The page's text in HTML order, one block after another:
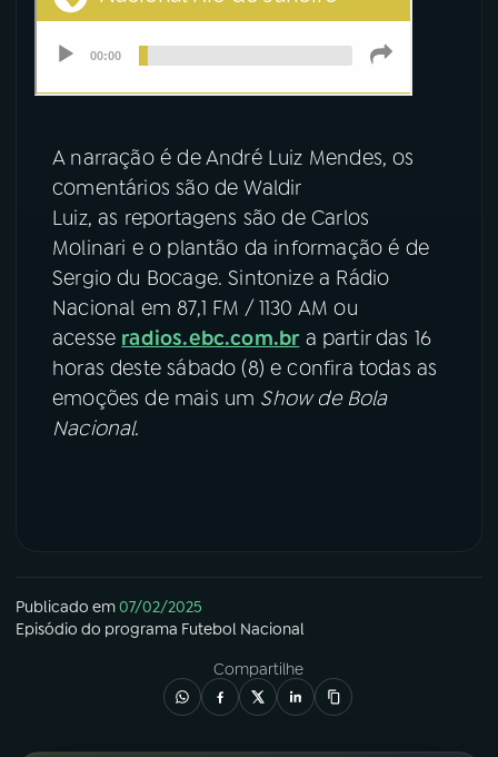
A narração é de André Luiz Mendes, os
comentários são de Waldir
Luiz, as reportagens são de Carlos
Molinari e o plantão da informação é de
Sergio du Bocage. Sintonize a Rádio
Nacional em 87,1 FM / 1130 AM ou
acesse radios.ebc.com.br a partir das 16
horas deste sábado (8) e confira todas as
emoções de mais um Show de Bola
Nacional.
Publicado em07/02/2025
Episódio do programa Futebol Nacional
Compartilhe